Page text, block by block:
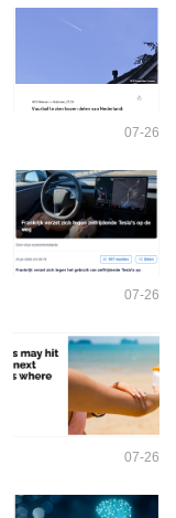
07-26
07-26
07-26